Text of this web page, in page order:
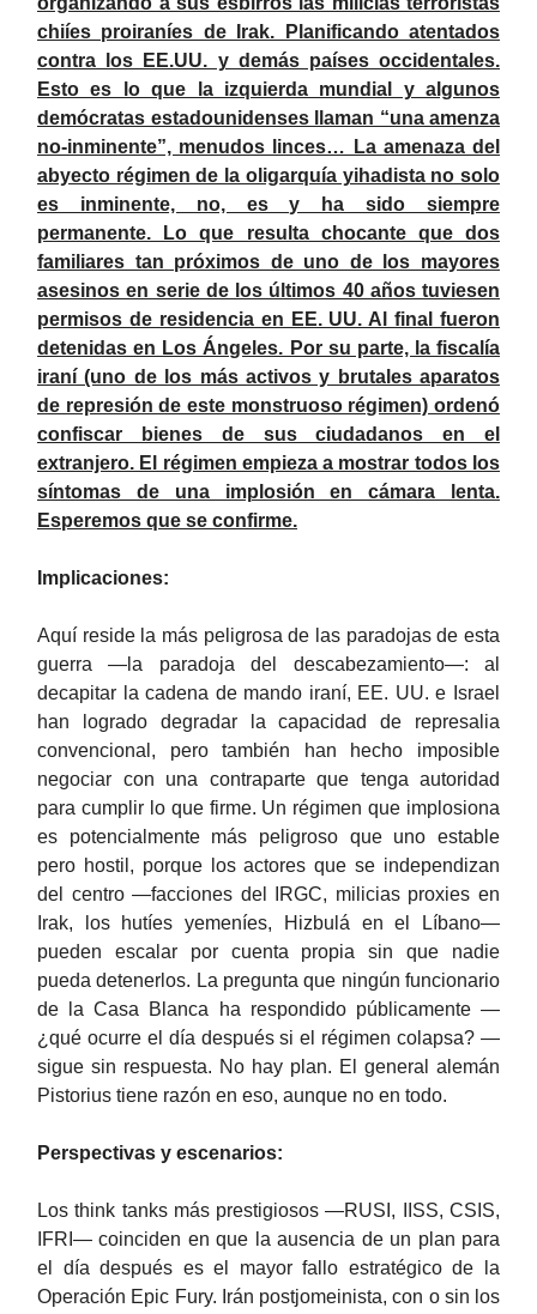
chiíes proiraníes de Irak. Planificando atentados
contra los EE.UU. y demás países occidentales.
Esto es lo que la izquierda mundial y algunos
demócratas estadounidenses llaman “una amenza
no-inminente”, menudos linces… La amenaza del
abyecto régimen de la oligarquía yihadista no solo
es inminente, no, es y ha sido siempre
permanente. Lo que resulta chocante que dos
familiares tan próximos de uno de los mayores
asesinos en serie de los últimos 40 años tuviesen
permisos de residencia en EE. UU. Al final fueron
detenidas en Los Ángeles. Por su parte, la fiscalía
iraní (uno de los más activos y brutales aparatos
de represión de este monstruoso régimen) ordenó
confiscar bienes de sus ciudadanos en el
extranjero. El régimen empieza a mostrar todos los
síntomas de una implosión en cámara lenta.
Esperemos que se confirme.
Implicaciones:
Aquí reside la más peligrosa de las paradojas de esta
guerra —la paradoja del descabezamiento—: al
decapitar la cadena de mando iraní, EE. UU. e Israel
han logrado degradar la capacidad de represalia
convencional, pero también han hecho imposible
negociar con una contraparte que tenga autoridad
para cumplir lo que firme. Un régimen que implosiona
es potencialmente más peligroso que uno estable
pero hostil, porque los actores que se independizan
del centro —facciones del IRGC, milicias proxies en
Irak, los hutíes yemeníes, Hizbulá en el Líbano—
pueden escalar por cuenta propia sin que nadie
pueda detenerlos. La pregunta que ningún funcionario
de la Casa Blanca ha respondido públicamente —
¿qué ocurre el día después si el régimen colapsa? —
sigue sin respuesta. No hay plan. El general alemán
Pistorius tiene razón en eso, aunque no en todo.
Perspectivas y escenarios:
Los think tanks más prestigiosos —RUSI, IISS, CSIS,
IFRI— coinciden en que la ausencia de un plan para
el día después es el mayor fallo estratégico de la
Operación Epic Fury. Irán postjomeinista, con o sin los